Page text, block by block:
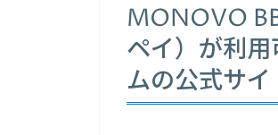
MONOVO
ペイ）が利
ムの公式サイ